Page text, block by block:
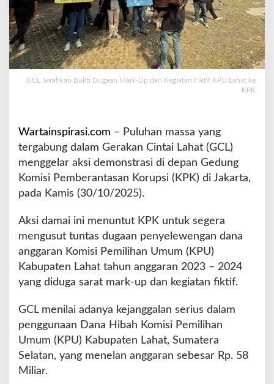
a
n
M
a
r
p
d
n
K
e
t
a
t
i
GCL Serahkan Bukti Dugaan Mark-Up dan Kegiatan Fiktif KPU Lahat ke
KPK
Wartainspirasi.com – Puluhan massa yang
tergabung dalam Gerakan Cintai Lahat (GCL)
menggelar aksi demonstrasi di depan Gedung
Komisi Pemberantasan Korupsi (KPK) di Jakarta,
pada Kamis (30/10/2025).
Aksi damai ini menuntut KPK untuk segera
mengusut tuntas dugaan penyelewengan dana
anggaran Komisi Pemilihan Umum (KPU)
Kabupaten Lahat tahun anggaran 2023 – 2024
yang diduga sarat mark-up dan kegiatan fiktif.
GCL menilai adanya kejanggalan serius dalam
penggunaan Dana Hibah Komisi Pemilihan
Umum (KPU) Kabupaten Lahat, Sumatera
Selatan, yang menelan anggaran sebesar Rp. 58
Miliar.